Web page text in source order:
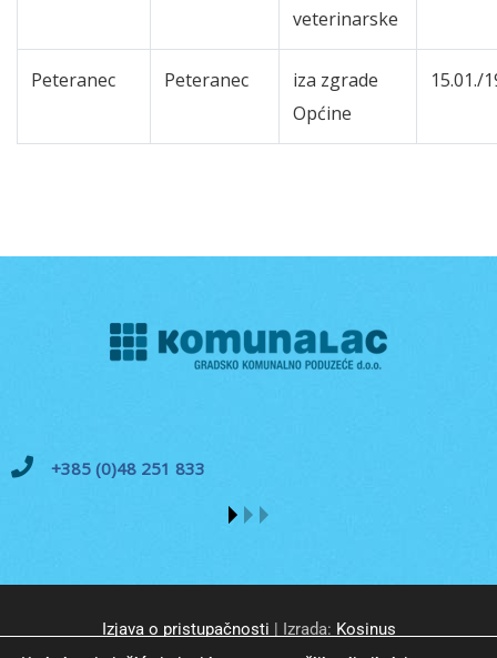
veterinarske
Peteranec Peteranec
iza zgrade
Općine
15.01./
+385 (0)48 251 833
Izjava o pristupačnosti | Izrada: Kosinus